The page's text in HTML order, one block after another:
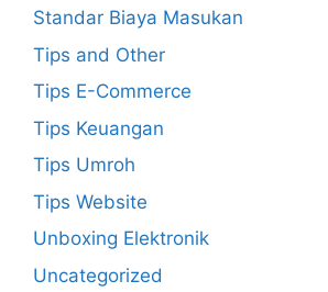
Standar Biaya Masukan
Tips and Other
Tips E-Commerce
Tips Keuangan
Tips Umroh
Tips Website
Unboxing Elektronik
Uncategorized